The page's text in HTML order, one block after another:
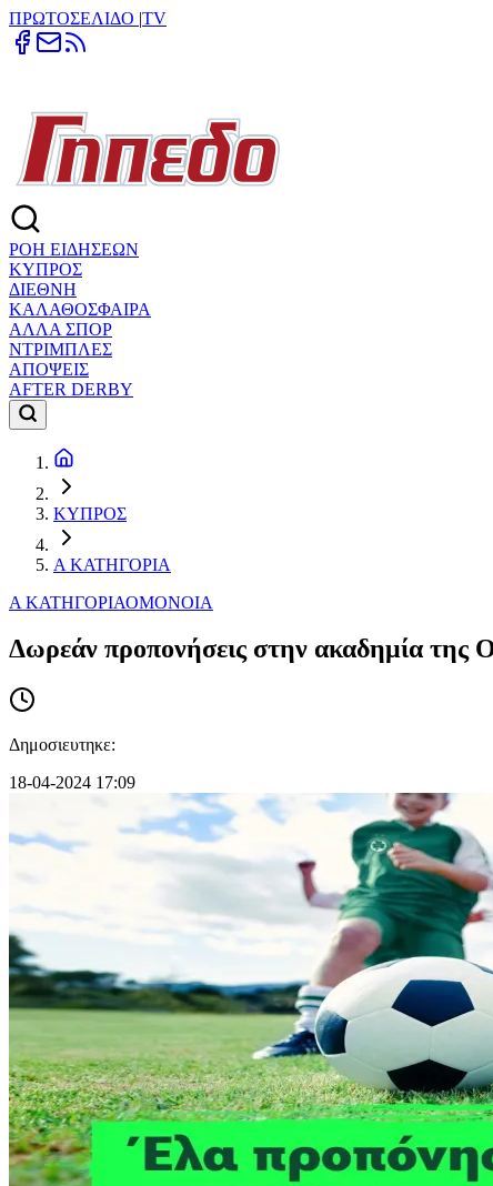
ΠΡΩΤΟΣΕΛΙΔΟ |TV
ΡΟΗ ΕΙΔΗΣΕΩΝ
ΚΥΠΡΟΣ
ΔΙΕΘΝΗ
ΚΑΛΑΘΟΣΦΑΙΡΑ
ΑΛΛΑ ΣΠΟΡ
ΝΤΡΙΜΠΛΕΣ
ΑΠΟΨΕΙΣ
AFTER DERBY
ΚΥΠΡΟΣ
Α ΚΑΤΗΓΟΡΙΑ
Α ΚΑΤΗΓΟΡΙΑΟΜΟΝΟΙΑ
Δωρεάν προπονήσεις στην ακαδημία της
Δημοσιευτηκε:
18-04-2024 17:09